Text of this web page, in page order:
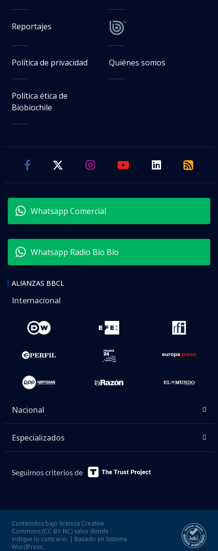
Reportajes
Política de privacidad Quiénes somos
Política ética de
Biobiochile
Whatsapp Comercial
Whatsapp Radio Bío Bío
ALIANZAS BBCL
Internacional
Nacional
Especializados
Seguimos criterios de
Contenidos bajo licencia Creative
Commons (CC-BY-NC) salvo donde
indique lo contrario. | Basado en Sistema
WordPress.